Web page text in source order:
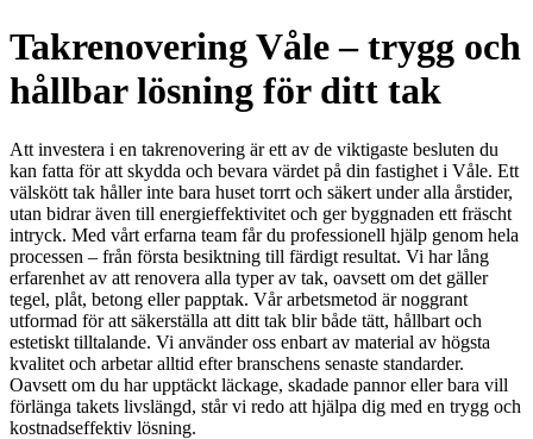
Takrenovering Våle – trygg och
hållbar lösning för ditt tak
Att investera i en takrenovering är ett av de viktigaste besluten du
kan fatta för att skydda och bevara värdet på din fastighet i Våle. Ett
välskött tak håller inte bara huset torrt och säkert under alla årstider,
utan bidrar även till energieffektivitet och ger byggnaden ett fräscht
intryck. Med vårt erfarna team får du professionell hjälp genom hela
processen – från första besiktning till färdigt resultat. Vi har lång
erfarenhet av att renovera alla typer av tak, oavsett om det gäller
tegel, plåt, betong eller papptak. Vår arbetsmetod är noggrant
utformad för att säkerställa att ditt tak blir både tätt, hållbart och
estetiskt tilltalande. Vi använder oss enbart av material av högsta
kvalitet och arbetar alltid efter branschens senaste standarder.
Oavsett om du har upptäckt läckage, skadade pannor eller bara vill
förlänga takets livslängd, står vi redo att hjälpa dig med en trygg och
kostnadseffektiv lösning.